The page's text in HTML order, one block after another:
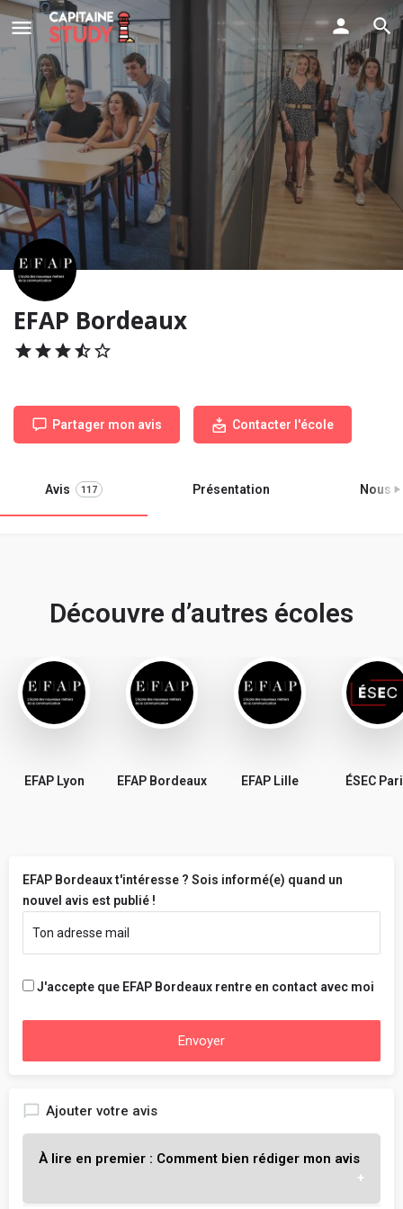
EFAP Bordeaux
Partager mon avis Contacter l'école
Avis 117 Présentation Nous
Découvre d’autres écoles
EFAP Lyon EFAP Bordeaux EFAP Lille ÉSEC
EFAP Bordeaux t'intéresse ? Sois informé(e) quand un
nouvel avis est publié !
J'accepte que EFAP Bordeaux rentre en contact avec moi
Envoyer
Ajouter votre avis
À lire en premier : Comment bien rédiger mon avis